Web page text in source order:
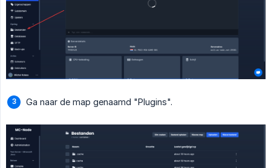
Ga naar de map genaamd "Plugins".